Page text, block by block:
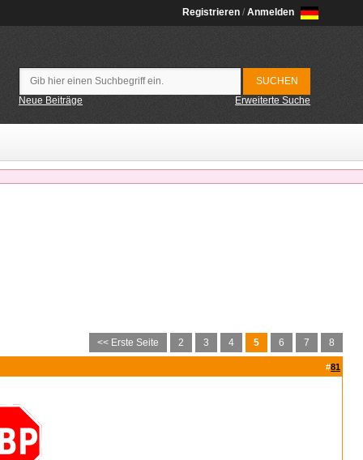
Registrieren / Anmelden
Neue Beiträge Erweiterte Suche
<< Erste Seite 2 3 4 5 6 7 8
#81